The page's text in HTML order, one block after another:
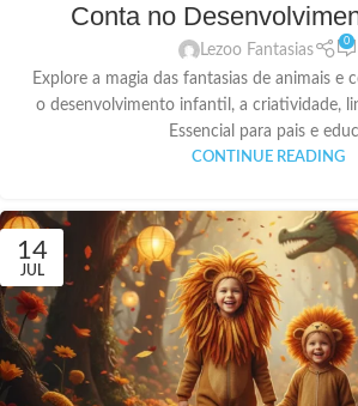
Conta no
Lezoo Fantasias
0
Explore a magia das fantasias de animais e
o desenvolvimento infantil, a criatividade,
Essencial para pais e
CONTINUE READING
14
JUL